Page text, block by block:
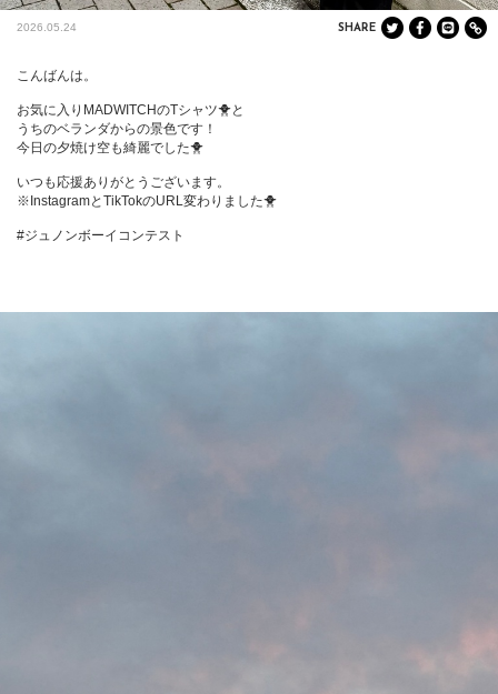
2026.05.24 SHARE
こんばんは。
お気に入りMADWITCHのTシャツ🐥と
うちのベランダからの景色です！
今日の夕焼け空も綺麗でした🐥
いつも応援ありがとうございます。
※InstagramとTikTokのURL変わりました🐥
#ジュノンボーイコンテスト